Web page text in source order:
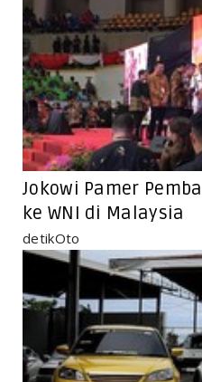
Jokowi Pamer
ke WNI di Malaysia
detikOto